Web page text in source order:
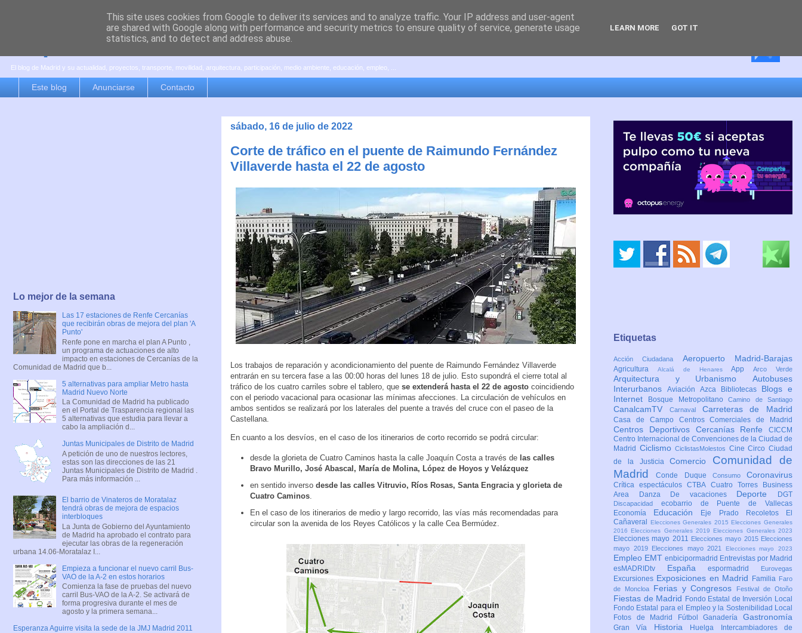
es por madrid
El blog de Madrid y su actualidad, proyectos, transporte, movilidad, arquitectura, participación, medio ambiente, educación, empleo, ...
Este blog Anunciarse Contacto
sábado, 16 de julio de 2022
Corte de tráfico en el puente de Raimundo Fernández
Villaverde hasta el 22 de agosto
Los trabajos de reparación y acondicionamiento del puente de Raimundo Fernández Villaverde
entrarán en su tercera fase a las 00:00 horas del lunes 18 de julio. Esto supondrá el cierre total al
tráfico de los cuatro carriles sobre el tablero, que se extenderá hasta el 22 de agosto coincidiendo
con el periodo vacacional para ocasionar las mínimas afecciones. La circulación de vehículos en
ambos sentidos se realizará por los laterales del puente a través del cruce con el paseo de la
Castellana.
En cuanto a los desvíos, en el caso de los itinerarios de corto recorrido se podrá circular:
desde la glorieta de Cuatro Caminos hasta la calle Joaquín Costa a través de las calles
Bravo Murillo, José Abascal, María de Molina, López de Hoyos y Velázquez
en sentido inverso desde las calles Vitruvio, Ríos Rosas, Santa Engracia y glorieta de
Cuatro Caminos.
En el caso de los itinerarios de medio y largo recorrido, las vías más recomendadas para
circular son la avenida de los Reyes Católicos y la calle Cea Bermúdez.
Lo mejor de la semana
Las 17 estaciones de Renfe Cercanías
que recibirán obras de mejora del plan 'A
Punto'
Renfe pone en marcha el plan A Punto ,
un programa de actuaciones de alto
impacto en estaciones de Cercanías de la
Comunidad de Madrid que b...
5 alternativas para ampliar Metro hasta
Madrid Nuevo Norte
La Comunidad de Madrid ha publicado
en el Portal de Trasparencia regional las
5 alternativas que estudia para llevar a
cabo la ampliación d...
Juntas Municipales de Distrito de Madrid
A petición de uno de nuestros lectores,
estas son las direcciones de las 21
Juntas Municipales de Distrito de Madrid .
Para más información ...
El barrio de Vinateros de Moratalaz
tendrá obras de mejora de espacios
interbloques
La Junta de Gobierno del Ayuntamiento
de Madrid ha aprobado el contrato para
ejecutar las obras de la regeneración
urbana 14.06-Moratalaz I...
Empieza a funcionar el nuevo carril Bus-
VAO de la A-2 en estos horarios
Comienza la fase de pruebas del nuevo
carril Bus-VAO de la A-2. Se activará de
forma progresiva durante el mes de
agosto y la primera semana...
Esperanza Aguirre visita la sede de la JMJ Madrid 2011
Etiquetas
Acción Ciudadana Aeropuerto Madrid-Barajas
Agricultura Alcalá de HenaresAppArco Verde
Arquitectura y Urbanismo Autobuses
Interurbanos Aviación Azca Bibliotecas Blogs e
Internet
Bosque MetropolitanoCamino de Santiago
CanalcamTV Carnaval Carreteras de Madrid
Casa de Campo Centros Comerciales de Madrid
Centros Deportivos Cercanías Renfe CICCM
Centro Internacional de Convenciones de la Ciudad de
Madrid CiclismoCiclistasMolestos CineCircoCiudad
de la JusticiaComercio Comunidad de
MadridConde Duque Consumo Coronavirus
Crítica espectáculosCTBA Cuatro Torres Business
Area
Danza De vacaciones Deporte DGT
Discapacidad ecobarrio de Puente de Vallecas
Economía Educación Eje Prado Recoletos
El
Cañaveral
Elecciones Generales 2015 Elecciones Generales
2016 Elecciones Generales 2019 Elecciones Generales 2023
Elecciones mayo 2011 Elecciones mayo 2015 Elecciones
mayo 2019
Elecciones mayo 2021 Elecciones mayo 2023
Empleo EMT enbicipormadrid Entrevistas por Madrid
esMADRIDtv Españaespormadrid Eurovegas
Excursiones Exposiciones en Madrid Familia Faro
de Moncloa
Ferias y Congresos Festival de Otoño
Fiestas de Madrid Fondo Estatal de Inversión Local
Fondo Estatal para el Empleo y la Sostenibilidad Local
Fotos de Madrid
FútbolGanaderíaGastronomía
Gran Vía Historia Huelga
Intercambiadores de
This site uses cookies from Google to deliver its services and to analyze traffic. Your IP address and user-agent
are shared with Google along with performance and security metrics to ensure quality of service, generate usage
statistics, and to detect and address abuse.
LEARN MORE GOT IT